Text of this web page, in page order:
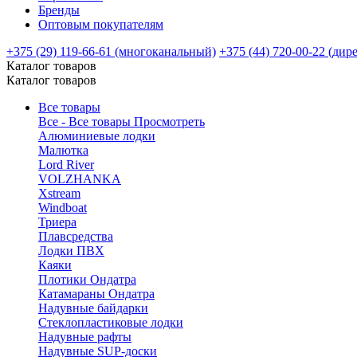
Бренды
Оптовым покупателям
+375 (29) 119-66-61 (многоканальный) +375 (44) 720-00-22
Каталог товаров
Каталог товаров
Все товары
Все - Все товары Просмотреть
Алюминиевые лодки
Малютка
Lord River
VOLZHANKA
Xstream
Windboat
Триера
Плавсредства
Лодки ПВХ
Каяки
Плотики Ондатра
Катамараны Ондатра
Надувные байдарки
Стеклопластиковые лодки
Надувные рафты
Надувные SUP-доски